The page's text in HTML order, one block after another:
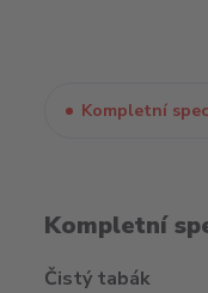
Kompletní
Kompletní
Čistý tabák